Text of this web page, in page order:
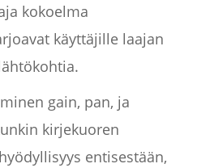
kokoelma
käyttäjille laajan
gain, pan, ja
kirjekuoren
entisestään,